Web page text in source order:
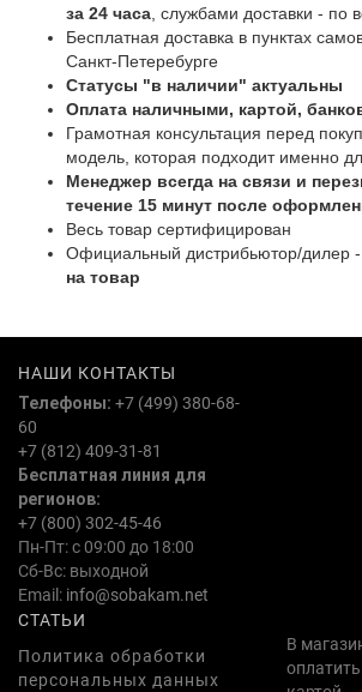
за 24 часа , службами доставки - по
Бесплатная доставка в пунктах
Санкт-Петеребурге
Статусы "в наличии" актуальны
Оплата наличными, картой,
Грамотная консультация перед
модель, которая подходит именно
Менеджер всегда на связи и
течение 15 минут после
Весь товар сертифицирован
Официальный дистрибьютор/дилер -
на товар
НАШИ КОНТАКТЫ
Телефоны: +7 (499) 380-68-
60
+7 (812) 409-31-81
Бесплатная линия для
регионов:
+7 (800) 302-45-46
Пн-Пт: с 09:00 до 18:00
Сб-Вс: выходной
Email: info@sobakam.net
СТАТЬИ
Политика обработки
персональных данных
В